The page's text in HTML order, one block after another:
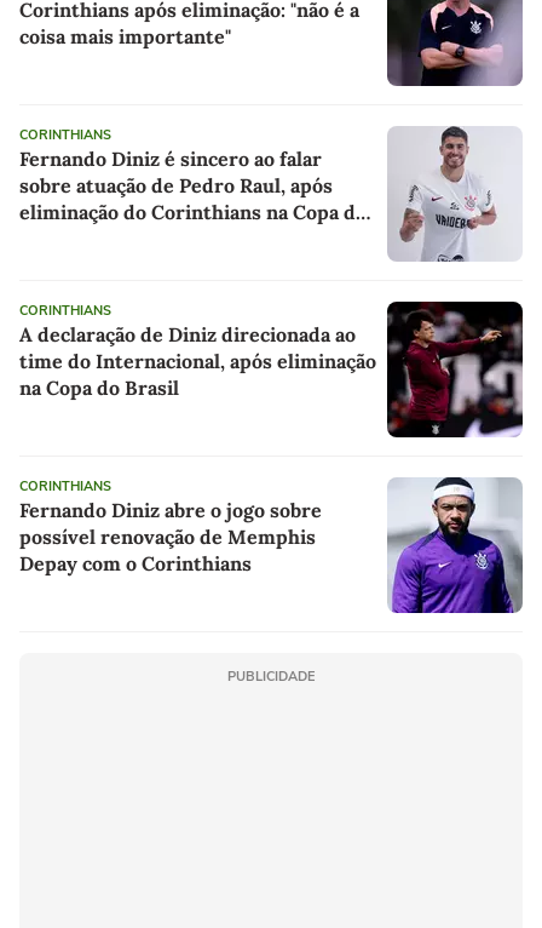
Corinthians após eliminação: "não é a
coisa mais importante"
CORINTHIANS
Fernando Diniz é sincero ao falar
sobre atuação de Pedro Raul, após
eliminação do Corinthians na Copa do
CORINTHIANS
A declaração de Diniz direcionada ao
time do Internacional, após eliminação
na Copa do Brasil
CORINTHIANS
Fernando Diniz abre o jogo sobre
possível renovação de Memphis
Depay com o Corinthians
PUBLICIDADE